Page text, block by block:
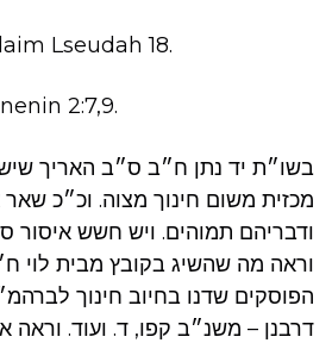
Lseudah 18.
2:7,9.
בשו״ת יד נתן ח״ב ס״ב האריך
מכזית משום חינוך מצוה. וכ״כ שאר
ודבריהם תמוהים. ויש חשש איסור
וראה מה שהשיג בקובץ מבית לוי
הפוסקים שדנו בחיוב חינוך
דרבנן – משנ״ב קפו, ד. ועוד. וראה